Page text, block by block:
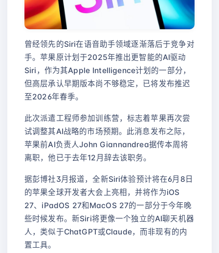
曾经领先的Siri在语音助手领域逐渐落后于竞争对
手。苹果原计划于2025年推出更智能的AI驱动
Siri，作为其Apple Intelligence计划的一部分，
但高层承认早期版本尚不够稳定，已将发布推迟
至2026年春季。
此次派遣工程师参加训练营，标志着苹果再次尝
试调整其AI战略的市场预期。此消息发布之际，
苹果前AI负责人John Giannandrea据传本周将
离职，他已于去年12月辞去该职务。
据彭博社3月报道，全新Siri体验预计将在6月8日
的苹果全球开发者大会上亮相，并将作为iOS
27、iPadOS 27和MacOS 27的一部分于今年晚
些时候发布。新Siri将更像一个独立的AI聊天机器
人，类似于ChatGPT或Claude，而非现有的内
置工具。